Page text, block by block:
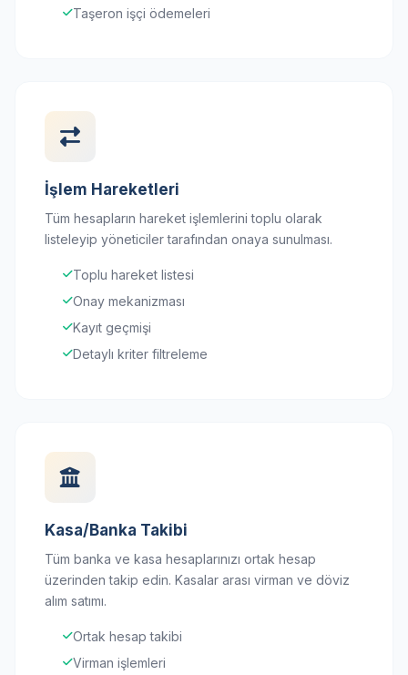
Taşeron işçi ödemeleri
İşlem Hareketleri
Tüm hesapların hareket işlemlerini toplu olarak
listeleyip yöneticiler tarafından onaya sunulması.
Toplu hareket listesi
Onay mekanizması
Kayıt geçmişi
Detaylı kriter filtreleme
Kasa/Banka Takibi
Tüm banka ve kasa hesaplarınızı ortak hesap
üzerinden takip edin. Kasalar arası virman ve döviz
alım satımı.
Ortak hesap takibi
Virman işlemleri